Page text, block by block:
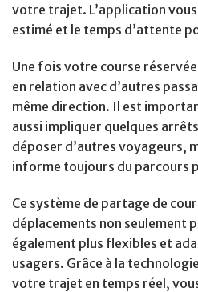
votre trajet. L’application
estimé et le temps d’attente
Une fois votre course
en relation avec d’autres
même direction. Il est
aussi impliquer quelques
déposer d’autres voyageurs,
informe toujours du parcours
Ce système de partage de
déplacements non seulement
également plus flexibles et
usagers. Grâce à la
votre trajet en temps réel,